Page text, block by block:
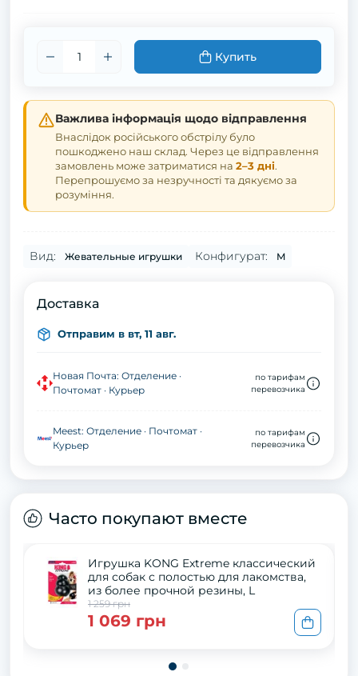
Купить
Важлива інформація щодо відправлення
Внаслідок російського обстрілу було
пошкоджено наш склад. Через це відправлення
замовлень може затриматися на 2–3 дні.
Перепрошуємо за незручності та дякуємо за
розуміння.
Вид: Жевательные игрушки Конфигурат: M
Доставка
Отправим в вт, 11 авг.
Новая Почта: Отделение ·
Почтомат · Курьер
по тарифам
перевозчика
Meest: Отделение · Почтомат ·
Курьер
по тарифам
перевозчика
Часто покупают вместе
Игрушка KONG Extreme классический
для собак с полостью для лакомства,
из более прочной резины, L
1 259 грн
1 069 грн